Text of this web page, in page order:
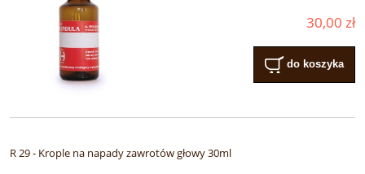
30,00 zł
do koszyka
R 29 - Krople na napady zawrotów głowy 30ml